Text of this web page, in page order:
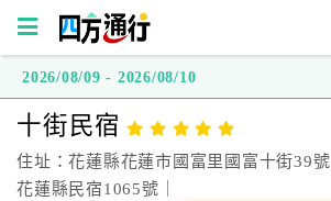
方
通
行
2026/08/09 - 2026/08/10
十街民宿
住址：花蓮縣花蓮市國富里國富十街39號
花蓮縣民宿1065號｜